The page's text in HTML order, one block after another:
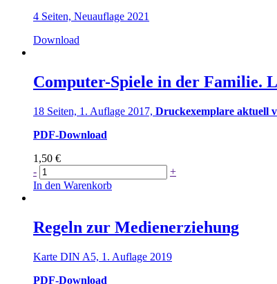
4 Seiten, Neuauflage 2021
Download
Computer-Spiele in der Familie.
18 Seiten, 1. Auflage 2017, Druckexemplare aktuell
PDF-Download
1,50 €
- Computer-
Spiele
Familie.
Leichte
Menge
+
In den Warenkorb
Regeln zur Medienerziehung
Karte DIN A5, 1. Auflage 2019
PDF-Download